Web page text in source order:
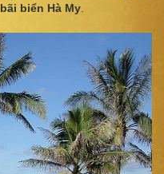
bãi biển Hà My.